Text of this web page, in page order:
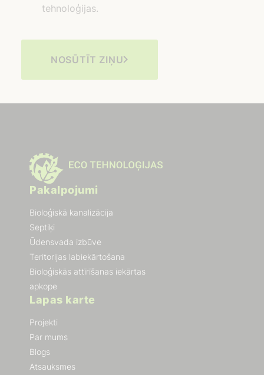
tehnoloģijas.
NOSŪTĪT ZIŅU
Pakalpojumi
Bioloģiskā kanalizācija
Septiķi
Ūdensvada izbūve
Teritorijas labiekārtošana
Bioloģiskās attīrīšanas iekārtas
apkope
Lapas karte
Projekti
Par mums
Blogs
Atsauksmes